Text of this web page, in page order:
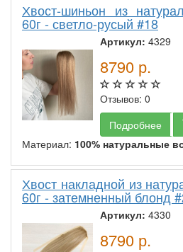
Хвост-шиньон из
60г - светло-русый #18
Артикул: 4329
8790 р.
Отзывов: 0
Подробнее
Материал: 100% натуральные
Хвост накладной из
60г - затемненный блонд
Артикул: 4330
8790 р.